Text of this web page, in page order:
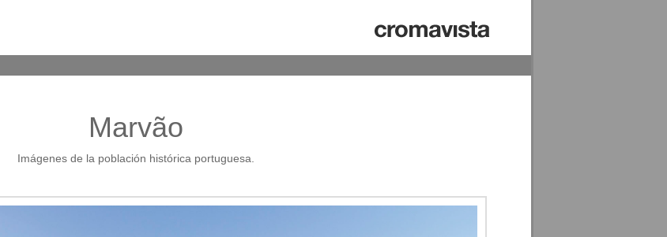
Marvão
Imágenes de la población histórica portuguesa.